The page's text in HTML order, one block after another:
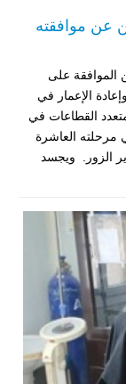
عن موافقته
الصندوق عن الموافقة على
الإعمار في
القطاعات في
مرحلته العاشرة
الزور. ويجسد